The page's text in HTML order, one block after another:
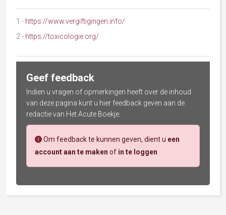
1 - https://www.vergiftigingen.info/
2 - https://toxicologie.org/
Geef feedback
Indien u vragen of opmerkingen heeft over de inhoud
van deze pagina kunt u hier feedback geven aan de
redactie van Het Acute Boekje.
Om feedback te kunnen geven, dient u een
account aan te maken of in te loggen